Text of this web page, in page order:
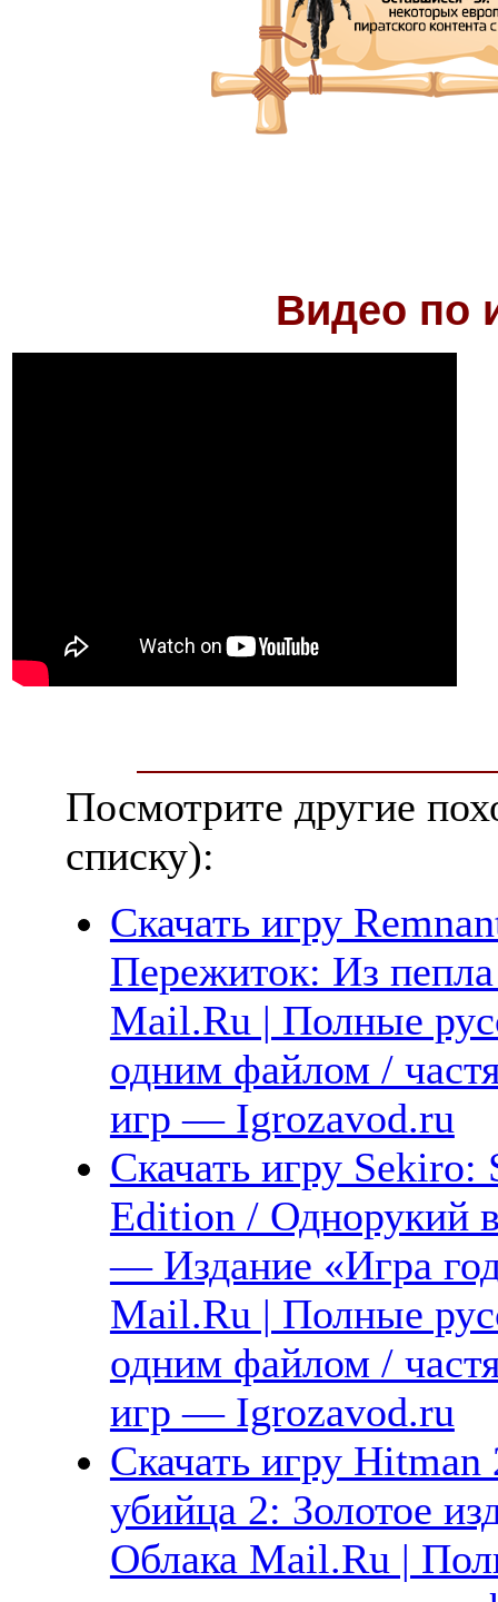
Видео по
Посмотрите другие
списку):
Скачать игру
Пережиток: Из
Mail.Ru | Полные
одним файлом /
игр — Igrozavod.ru
Скачать игру
Edition / Однорукий
— Издание «Игра
Mail.Ru | Полные
одним файлом /
игр — Igrozavod.ru
Скачать игру
убийца 2: Золотое
Облака Mail.Ru |